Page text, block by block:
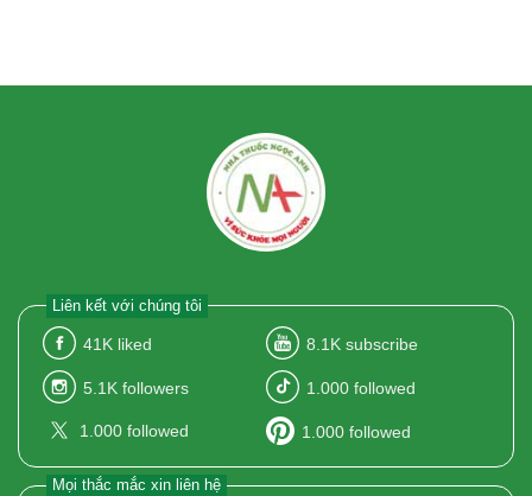
Liên kết với chúng tôi
41K liked 8.1K subscribe
5.1K followers 1.000 followed
1.000 followed 1.000 followed
Mọi thắc mắc xin liên hệ